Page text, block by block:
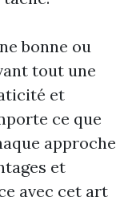
bonne ou
tout une
et
ce que
approche
et
avec cet art